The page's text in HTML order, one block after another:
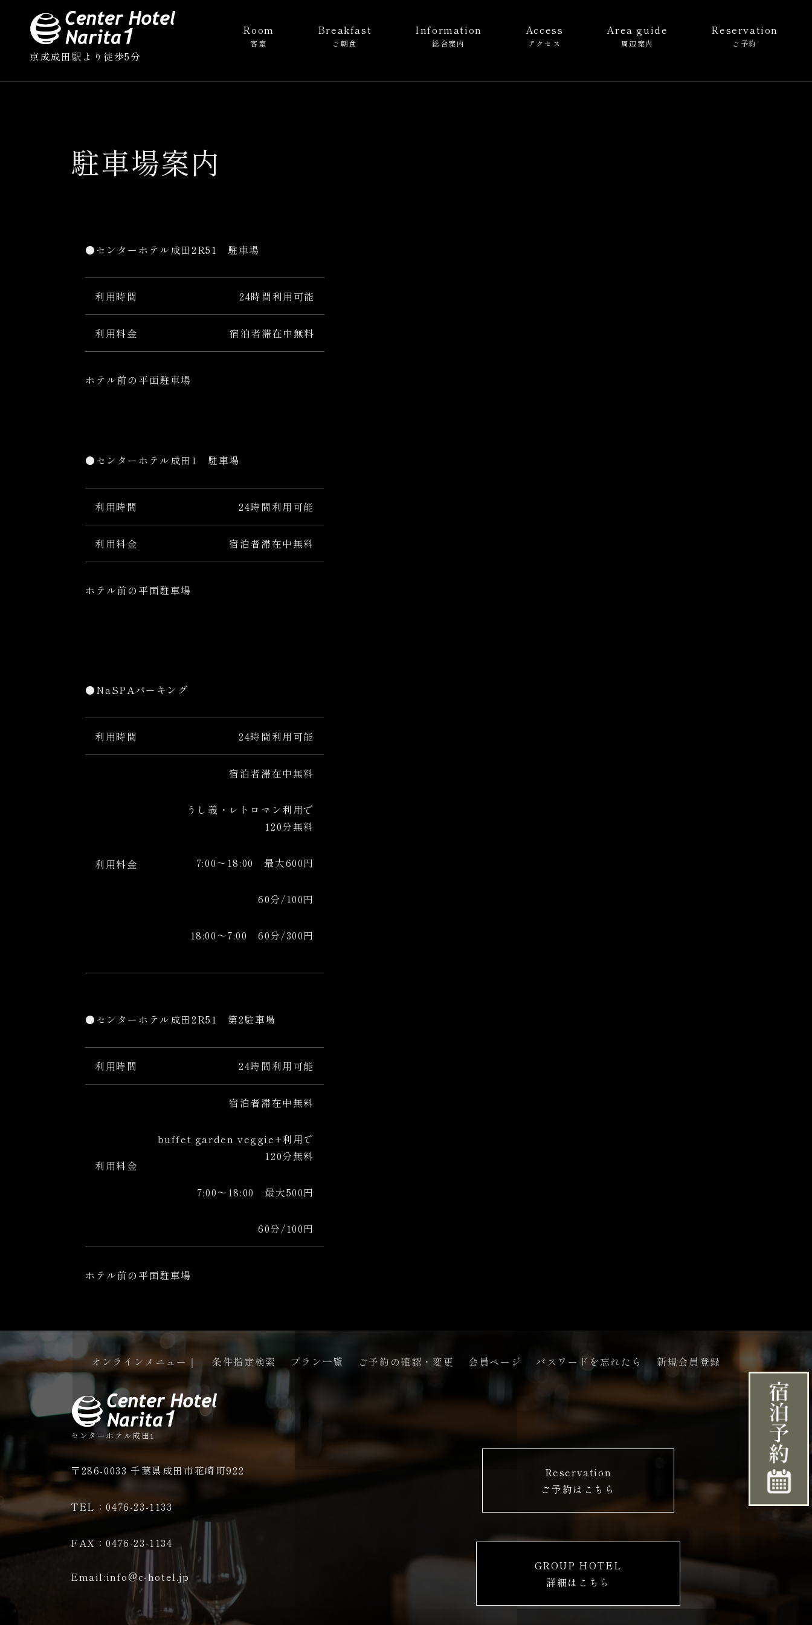
京成成田駅より徒歩5分
Room
客室
Breakfast
ご朝食
Information
総合案内
Access
アクセス
Area guide
周辺案内
Reservation
ご予約
駐車場案内
●センターホテル成田2R51 駐車場
利用時間 24時間利用可能
利用料金 宿泊者滞在中無料
ホテル前の平面駐車場
●センターホテル成田1 駐車場
利用時間 24時間利用可能
利用料金 宿泊者滞在中無料
ホテル前の平面駐車場
●NaSPAパーキング
利用時間 24時間利用可能
利用料金
宿泊者滞在中無料
うし義・レトロマン利用で
120分無料
7:00～18:00 最大600円
60分/100円
18:00～7:0060分/300円
●センターホテル成田2R51 第2駐車場
利用時間 24時間利用可能
利用料金
宿泊者滞在中無料
buffet garden veggie+利用で
120分無料
7:00～18:00 最大500円
60分/100円
ホテル前の平面駐車場
オンラインメニュー｜ 条件指定検索 プラン一覧 ご予約の確認・変更 会員ページ パスワードを忘れたら 新規会員登録
センターホテル成田1
〒286-0033 千葉県成田市花崎町922
TEL：0476-23-1133
FAX：0476-23-1134
Email:info@c-hotel.jp
Reservation
ご予約はこちら
GROUP HOTEL
詳細はこちら